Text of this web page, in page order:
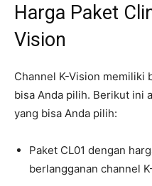
Harga Paket
Vision
Channel K-Vision memiliki
bisa Anda pilih. Berikut ini
yang bisa Anda pilih:
Paket CL01 dengan
berlangganan channel